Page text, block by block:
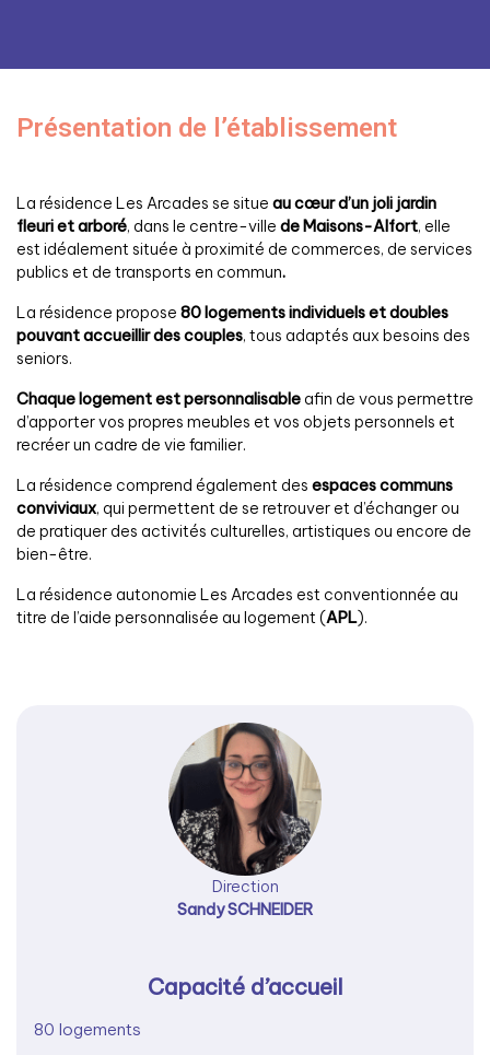
Présentation de l’établissement
La résidence Les Arcades se situe au cœur d’un joli jardin
fleuri et arboré, dans le centre-ville de Maisons-Alfort, elle
est idéalement située à proximité de commerces, de services
publics et de transports en commun.
La résidence propose 80 logements individuels et doubles
pouvant accueillir des couples, tous adaptés aux besoins des
seniors.
Chaque logement est personnalisable afin de vous permettre
d’apporter vos propres meubles et vos objets personnels et
recréer un cadre de vie familier.
La résidence comprend également des espaces communs
conviviaux, qui permettent de se retrouver et d’échanger ou
de pratiquer des activités culturelles, artistiques ou encore de
bien-être.
La résidence autonomie Les Arcades est conventionnée au
titre de l’aide personnalisée au logement (APL).
Direction
Sandy SCHNEIDER
Capacité d’accueil
80 logements